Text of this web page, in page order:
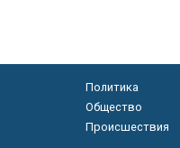
Политика
Общество
Происшествия